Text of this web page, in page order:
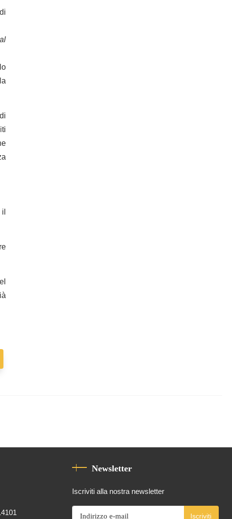
Newsletter
Iscriviti alla nostra newsletter